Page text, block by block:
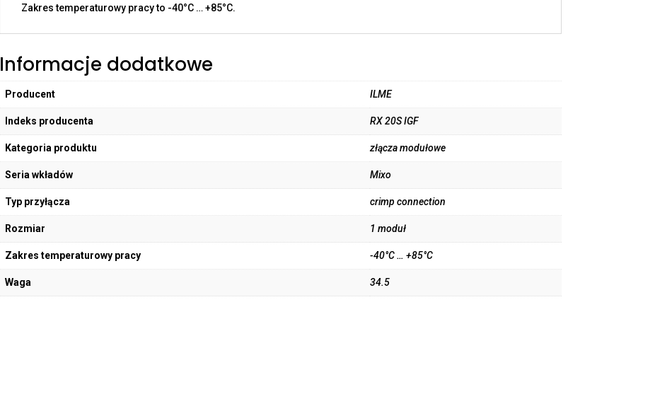
Zakres temperaturowy pracy to -40°C … +85°C.
Informacje dodatkowe
Producent ILME
Indeks producenta RX 20S IGF
Kategoria produktu złącza modułowe
Seria wkładów Mixo
Typ przyłącza crimp connection
Rozmiar 1 moduł
Zakres temperaturowy pracy -40°C … +85°C
Waga 34.5